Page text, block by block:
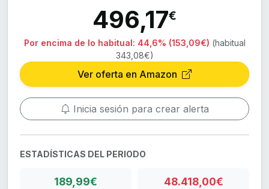
496,17€
Por encima de lo habitual: 44,6% (153,09€) (habitual
343,08€)
Ver oferta en Amazon
Inicia sesión para crear alerta
ESTADÍSTICAS DEL PERIODO
189,99€ 48.418,00€